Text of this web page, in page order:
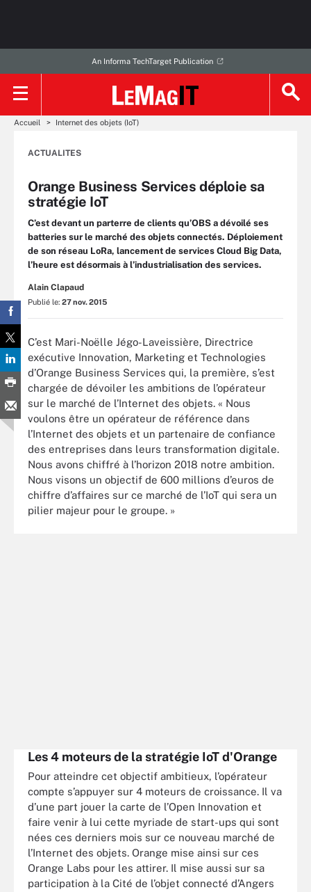
An Informa TechTarget Publication
Accueil Internet des objets (IoT)
ACTUALITES
Orange Business Services déploie sa
stratégie IoT
C’est devant un parterre de clients qu’OBS a dévoilé ses
batteries sur le marché des objets connectés. Déploiement
de son réseau LoRa, lancement de services Cloud Big Data,
l’heure est désormais à l’industrialisation des services.
Alain Clapaud
Publié le: 27 nov. 2015
C’est Mari-Noëlle Jégo-Laveissière, Directrice
exécutive Innovation, Marketing et Technologies
d’Orange Business Services qui, la première, s’est
chargée de dévoiler les ambitions de l’opérateur
sur le marché de l’Internet des objets. « Nous
voulons être un opérateur de référence dans
l’Internet des objets et un partenaire de confiance
des entreprises dans leurs transformation digitale.
Nous avons chiffré à l’horizon 2018 notre ambition.
Nous visons un objectif de 600 millions d’euros de
chiffre d’affaires sur ce marché de l’IoT qui sera un
pilier majeur pour le groupe. »
Les 4 moteurs de la stratégie IoT d'Orange
Pour atteindre cet objectif ambitieux, l’opérateur
compte s’appuyer sur 4 moteurs de croissance. Il va
d’une part jouer la carte de l’Open Innovation et
faire venir à lui cette myriade de start-ups qui sont
nées ces derniers mois sur ce nouveau marché de
l’Internet des objets. Orange mise ainsi sur ces
Orange Labs pour les attirer. Il mise aussi sur sa
participation à la Cité de l’objet connecté d’Angers